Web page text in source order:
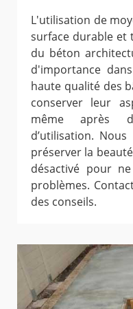
L'utilisation de
surface durable et
du béton
d'importance
haute qualité des
conserver leur
même après
d’utilisation.
préserver la
désactivé pour
problèmes.
des conseils.